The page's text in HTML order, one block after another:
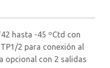
hasta -45 ºCtd con
2 para conexión al
opcional con 2 salidas